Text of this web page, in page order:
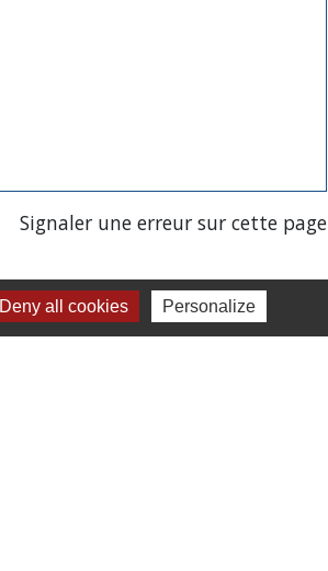
Signaler une erreur sur cette page
Deny all cookies Personalize